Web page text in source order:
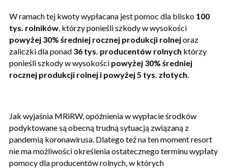
W ramach tej kwoty wypłacana jest pomoc dla blisko 100
tys. rolników , którzy ponieśli szkody w wysokości
powyżej 30% średniej rocznej produkcji rolnejoraz
zaliczki dla ponad 36 tys. producentów rolnych którzy
ponieśli szkody w wysokości powyżej 30% średniej
rocznej produkcji rolnej i powyżej 5 tys. złotych
Jak wyjaśnia MRiRW, opóźnienia w wypłacie środków
podyktowane są obecną trudną sytuacją związaną z
pandemią koronawirusa. Dlatego też na ten moment resort
nie ma możliwości określenia ostatecznego terminu wypłaty
pomocy dla producentów rolnych, w których